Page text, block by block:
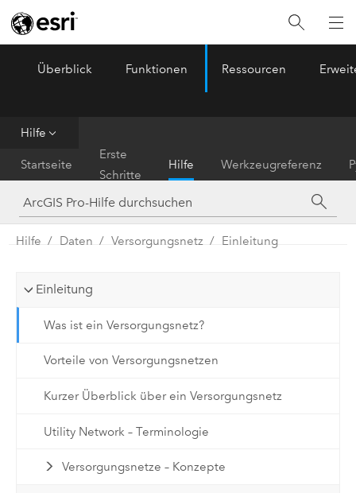
ArcGIS Pro
Überblick Funktionen Ressourcen
Hilfe
Startseite
Erste
Schritte
Hilfe Werkzeugreferenz
Hilfe Daten Versorgungsnetz Einleitung
Einleitung
Was ist ein Versorgungsnetz?
Vorteile von Versorgungsnetzen
Kurzer Überblick über ein Versorgungsnetz
Utility Network – Terminologie
Versorgungsnetze – Konzepte